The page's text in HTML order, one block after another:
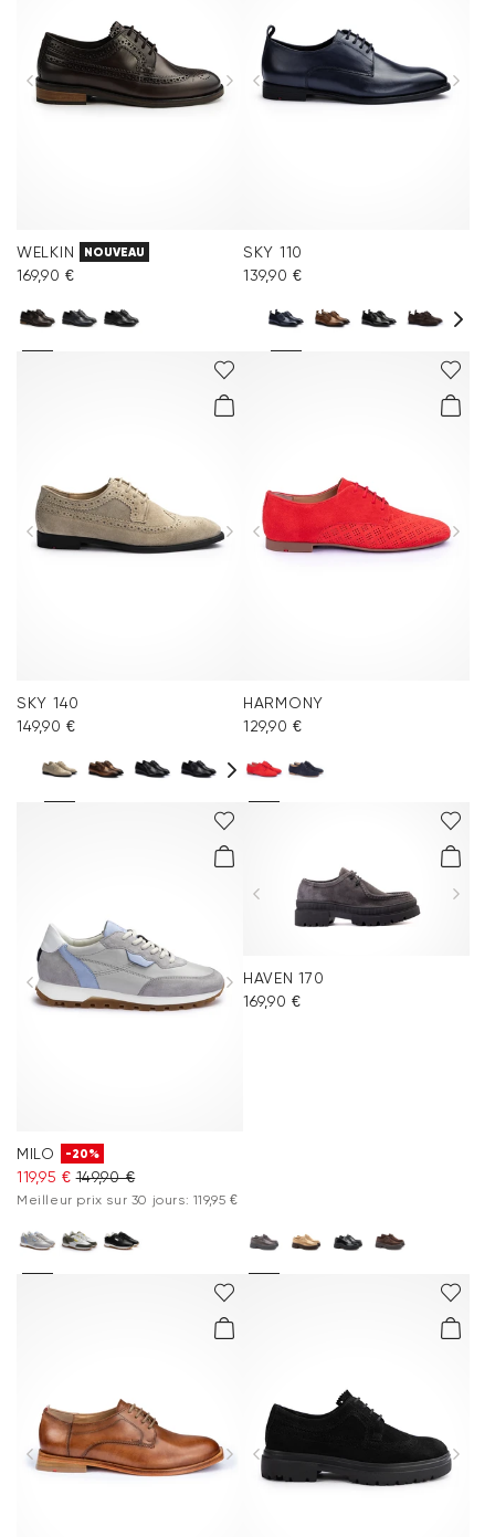
WELKIN NOUVEAU
169,90 €
SKY 110
139,90 €
SKY 140
149,90 €
HARMONY
129,90 €
MILO -20%
119,95 € 149,90 €
Meilleur prix sur 30 jours: 119,95 €
HAVEN 170
169,90 €